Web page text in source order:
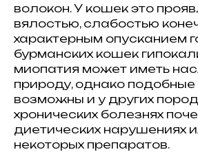
волокон. У кошек это
вялостью, слабостью
характерным опусканием
бурманских кошек
миопатия может иметь
природу, однако подобные
возможны и у других
хронических болезнях
диетических нарушениях
некоторых препаратов.